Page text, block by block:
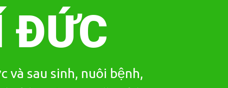
ĐỨC
và sau sinh, nuôi bệnh,